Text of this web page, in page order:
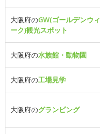
大阪府のGW(ゴールデンウィ
ーク)観光スポット
大阪府の水族館・動物園
大阪府の工場見学
大阪府のグランピング